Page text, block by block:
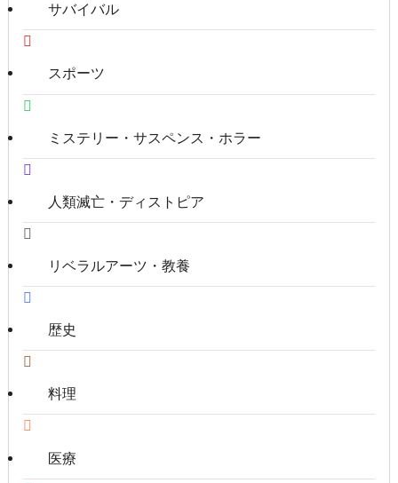
サバイバル
スポーツ
ミステリー・サスペンス・ホラー
人類滅亡・ディストピア
リベラルアーツ・教養
歴史
料理
医療